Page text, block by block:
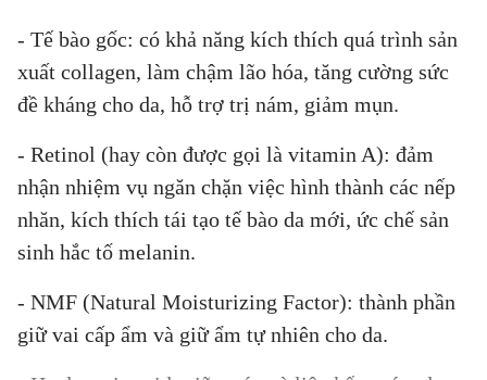
- Tế bào gốc: có khả năng kích thích quá trình sản
xuất collagen, làm chậm lão hóa, tăng cường sức
đề kháng cho da, hỗ trợ trị nám, giảm mụn.
- Retinol (hay còn được gọi là vitamin A): đảm
nhận nhiệm vụ ngăn chặn việc hình thành các nếp
nhăn, kích thích tái tạo tế bào da mới, ức chế sản
sinh hắc tố melanin.
- NMF (Natural Moisturizing Factor): thành phần
giữ vai cấp ẩm và giữ ẩm tự nhiên cho da.